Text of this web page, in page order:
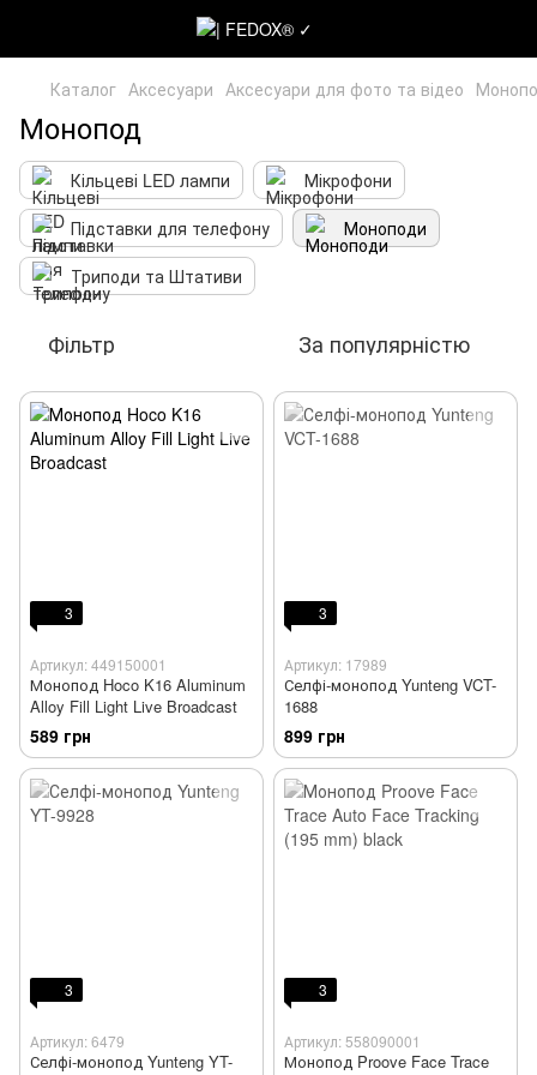
Каталог Аксесуари Аксесуари для фото та відео
Монопод
Кільцеві LED лампи
Мікрофони
Підставки для телефону
Моноподи
Триподи та Штативи
Фільтр За популярністю
3
Артикул: 449150001
Монопод Hoco K16 Aluminum
Alloy Fill Light Live Broadcast
589 грн
3
Артикул: 17989
Селфі-монопод Yunteng VCT-
1688
899 грн
3
Артикул: 6479
Селфі-монопод Yunteng YT-
3
Артикул: 558090001
Монопод Proove Face Trace